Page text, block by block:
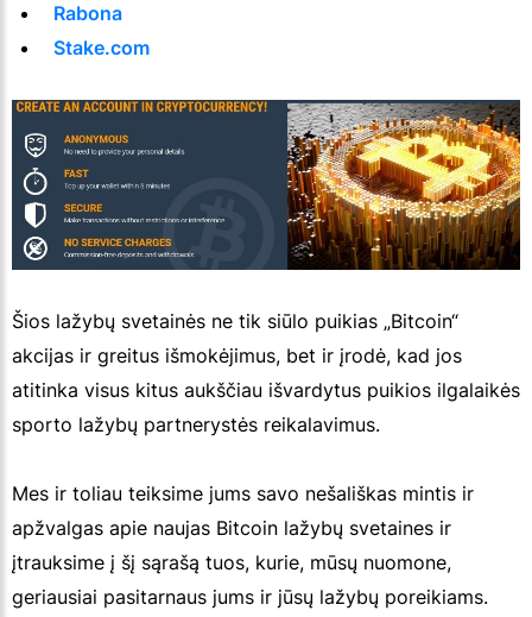
Rabona
Stake.com
Šios lažybų svetainės ne tik siūlo puikias „Bitcoin“
akcijas ir greitus išmokėjimus, bet ir įrodė, kad jos
atitinka visus kitus aukščiau išvardytus puikios ilgalaikės
sporto lažybų partnerystės reikalavimus.
Mes ir toliau teiksime jums savo nešališkas mintis ir
apžvalgas apie naujas Bitcoin lažybų svetaines ir
įtrauksime į šį sąrašą tuos, kurie, mūsų nuomone,
geriausiai pasitarnaus jums ir jūsų lažybų poreikiams.